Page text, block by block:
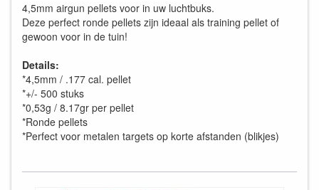
4,5mm airgun pellets voor in uw luchtbuks.
Deze perfect ronde pellets zijn ideaal als training pellet of
gewoon voor in de tuin!
Details:
*4,5mm / .177 cal. pellet
*+/- 500 stuks
*0,53g / 8.17gr per pellet
*Ronde pellets
*Perfect voor metalen targets op korte afstanden (blikjes)